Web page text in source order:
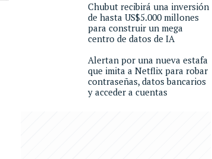
Chubut recibirá una inversión
de hasta US$5.000 millones
para construir un mega
centro de datos de IA
Alertan por una nueva estafa
que imita a Netflix para robar
contraseñas, datos bancarios
y acceder a cuentas